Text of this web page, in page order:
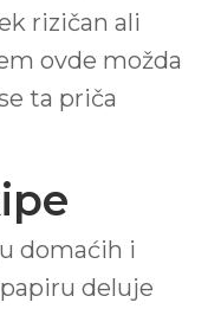
rizičan ali
ovde možda
ta priča
domaćih i
deluje